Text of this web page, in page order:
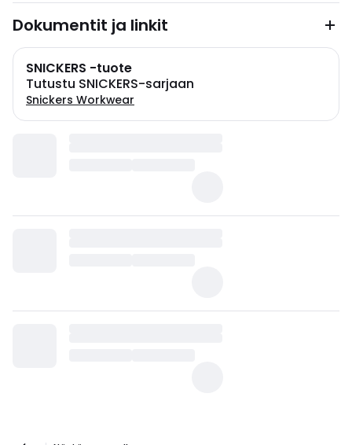
Dokumentit ja linkit
SNICKERS -tuote
Tutustu SNICKERS-sarjaan
Snickers Workwear